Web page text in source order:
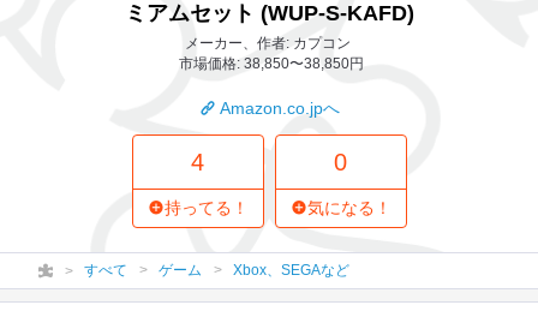
ミアムセット (WUP-S-KAFD)
メーカー、作者: カプコン
市場価格: 38,850〜38,850円
Amazon.co.jpへ
4
持ってる！
0
気になる！
すべて ゲーム Xbox、SEGAなど